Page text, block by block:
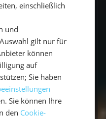
der üblichen
für besondere
Spirit mit
einschließlich
und
gilt nur für
können
auf
Sie haben
Sie können Ihre
den Cookie-